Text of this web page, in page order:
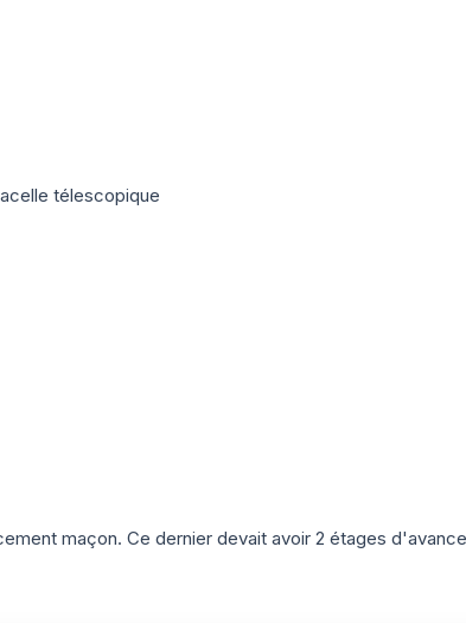
télescopique
maçon. Ce dernier devait avoir 2 étages